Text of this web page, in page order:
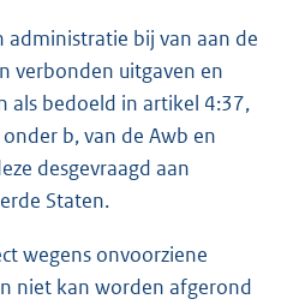
administratie bij van aan de
verbonden uitgaven en
als bedoeld in artikel 4:37,
b, van de Awb en
desgevraagd aan
Staten.
wegens onvoorziene
niet kan worden afgerond